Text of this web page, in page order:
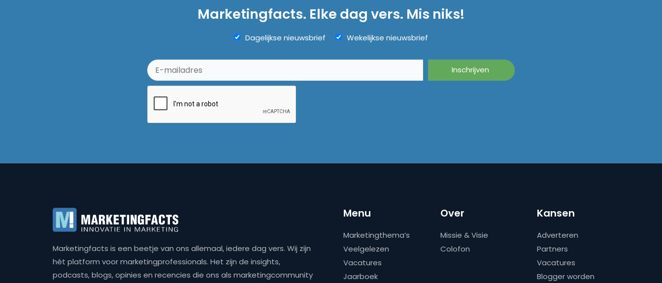
Marketingfacts. Elke dag vers. Mis niks!
Dagelijkse nieuwsbrief Wekelijkse nieuwsbrief
Marketingfacts is een beetje van ons allemaal, iedere dag vers. Wij zijn
hét platform voor marketingprofessionals. Het zijn de insights,
podcasts, blogs, opinies en recencies die ons als marketingcommunity
Menu
Marketingthema’s
Veelgelezen
Vacatures
Jaarboek
Over
Missie & Visie
Colofon
Kansen
Adverteren
Partners
Vacatures
Blogger worden